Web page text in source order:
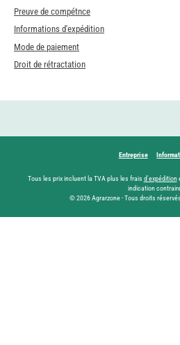
Preuve de compétnce
Informations d'expédition
Mode de paiement
Droit de rétractation
Entreprise
Tous les prix incluent la TVA plus les frais d'expédition
indication
© 2026 Agrarzone - Tous droits